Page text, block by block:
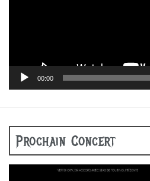
00:00
Prochain Concert